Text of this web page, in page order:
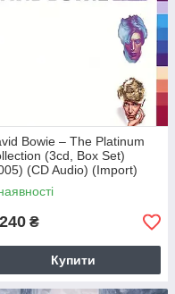
Bowie – The Platinum
(3cd, Box Set)
(CD Audio) (Import)
₴
Купити